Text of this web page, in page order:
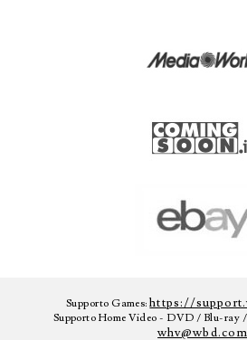
Supporto Games:https://
Supporto Home Video - DVD / Blu-ray
whv@wbd.com